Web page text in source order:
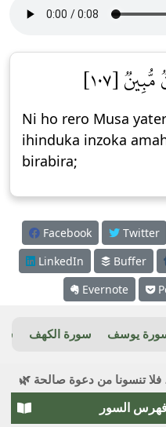
[١٠٧]
Ni ho rero Musa
ihinduka inzoka
birabira;
Facebook Twitter
LinkedIn
Buffer
Evernote
يوسف سورة الكهف
فلا تنسونا من دعوة صالحة 🌿
فهرس السور